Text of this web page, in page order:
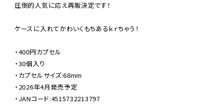
圧倒的人気に応え再販決定です！
ケースに入れてかわいくもちあるｋｒちゃう！
・400円カプセル
・30個入り
・カプセルサイズ:68mm
・2026年4月発売予定
・JANコード:4515732213797